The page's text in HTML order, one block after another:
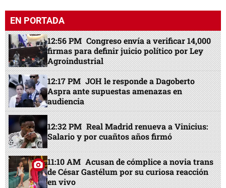
EN PORTADA
12:56 PM Congreso envía a verificar 14,000
firmas para definir juicio político por Ley
Agroindustrial
12:17 PM JOH le responde a Dagoberto
Aspra ante supuestas amenazas en
audiencia
12:32 PM Real Madrid renueva a Vinicius:
Salario y por cuañtos años firmó
11:10 AM Acusan de cómplice a novia trans
de César Gastélum por su curiosa reacción
en vivo